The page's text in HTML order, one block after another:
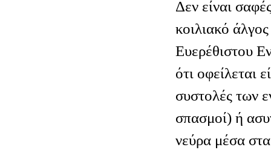
Δεν είναι
κοιλιακό
Ευερέθιστου
ότι οφείλεται
συστολές των
σπασμοί) ή
νεύρα μέσα